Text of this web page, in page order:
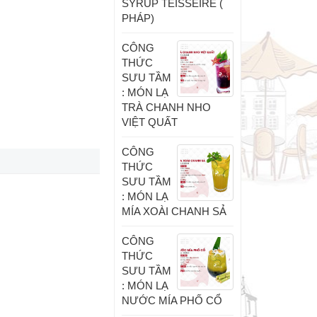
SYRUP TEISSEIRE (
PHÁP)
CÔNG
THỨC
SƯU TẦM
: MÓN LẠ
TRÀ CHANH NHO
VIỆT QUẤT
CÔNG
THỨC
SƯU TẦM
: MÓN LẠ
MÍA XOÀI CHANH SẢ
CÔNG
THỨC
SƯU TẦM
: MÓN LẠ
NƯỚC MÍA PHỐ CỔ